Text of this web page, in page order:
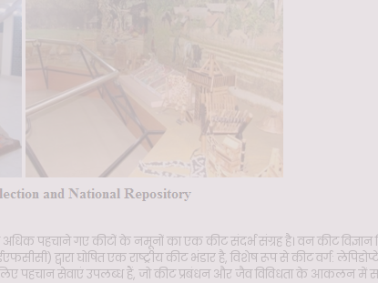
पहचाने गए कीटों के नमूनों का एक कीट संदर्भ संग्रह है। वन कीट विज्ञान
द्वारा घोषित एक राष्ट्रीय कीट भंडार है, विशेष रूप से कीट वर्ग:
पहचान सेवाएं उपलब्ध हैं, जो कीट प्रबंधन और जैव विविधता के आकलन में